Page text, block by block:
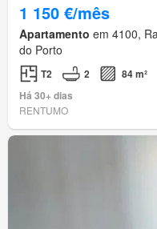
1 150 €/mês
Apartamento em 4100,
do Porto
T2 2
84 m²
Há 30+ dias
RENTUMO